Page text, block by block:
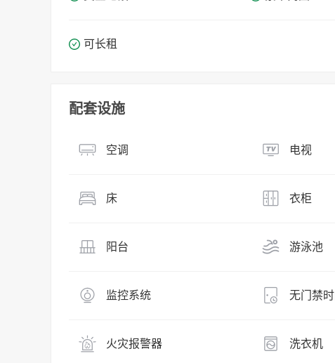
可长租
配套设施
空调 电视
床 衣柜
阳台 游泳池
监控系统 无门禁
火灾报警器 洗衣机